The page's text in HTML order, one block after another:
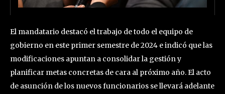
El mandatario destacó el trabajo de todo el equipo de
gobierno en este primer semestre de 2024 e indicó que las
modificaciones apuntan a consolidar la gestión y
planificar metas concretas de cara al próximo año. El acto
de asunción de los nuevos funcionarios se llevará adelante